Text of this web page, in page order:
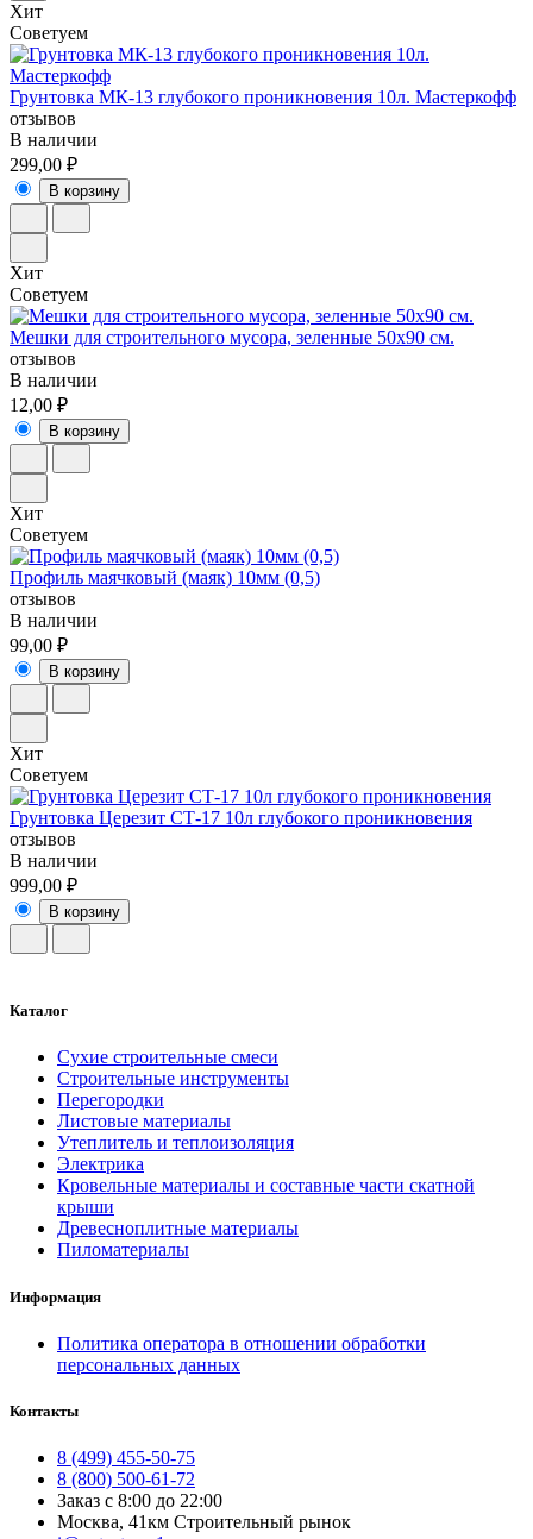
Хит
Советуем
Грунтовка МК-13 глубокого проникновения 10л. Мастеркофф
отзывов
В наличии
299,00 ₽
В корзину
Хит
Советуем
Мешки для строительного мусора, зеленные 50х90 см.
отзывов
В наличии
12,00 ₽
В корзину
Хит
Советуем
Профиль маячковый (маяк) 10мм (0,5)
отзывов
В наличии
99,00 ₽
В корзину
Хит
Советуем
Грунтовка Церезит СТ-17 10л глубокого проникновения
отзывов
В наличии
999,00 ₽
В корзину
Каталог
Сухие строительные смеси
Строительные инструменты
Перегородки
Листовые материалы
Утеплитель и теплоизоляция
Электрика
Кровельные материалы и составные части скатной
крыши
Древесноплитные материалы
Пиломатериалы
Информация
Политика оператора в отношении обработки
персональных данных
Контакты
8 (499) 455-50-75
8 (800) 500-61-72
Заказ с 8:00 до 22:00
Москва, 41км Строительный рынок